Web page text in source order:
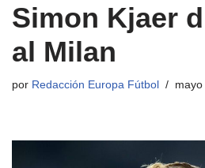
Simon Kjaer
al Milan
por Redacción Europa Fútbol